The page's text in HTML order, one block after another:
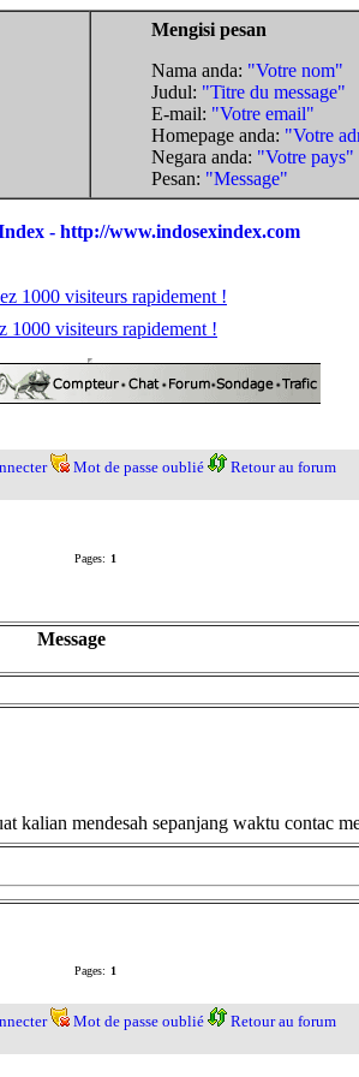
Mengisi pesan
Nama anda: "Votre nom"
Judul: "Titre du message"
E-mail: "Votre email"
Homepage anda: "Votre
Negara anda: "Votre pays"
Pesan: "Message"
- http://www.indosexindex.com
1000 visiteurs rapidement !
1000 visiteurs rapidement !
Mot de passe oublié Retour au forum
Pages: 1
Message
kalian mendesah sepanjang waktu contac
Pages: 1
Mot de passe oublié Retour au forum